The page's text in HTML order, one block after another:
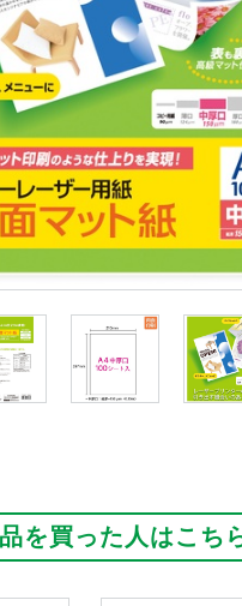
を買った人はこち